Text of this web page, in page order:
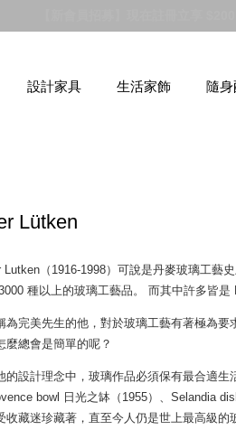
設計家具 生活家飾 隨身
Lütken
Lutken（1916-1998）可說是丹麥玻璃工藝
種以上的玻璃工藝品。 而其中許多皆是
為完美先生的他，對於玻璃工藝有著極為
麼總會是簡單的呢？
的設計理念中，玻璃作品必須保有最合適
bowl 日光之缽（1955）、Selandia
收藏迷珍藏著，直至今人仍是世上最高級的